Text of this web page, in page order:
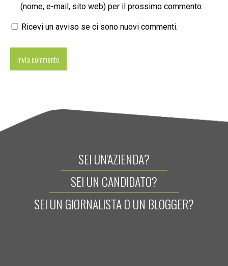
(nome, e-mail, sito web) per il prossimo commento.
Ricevi un avviso se ci sono nuovi commenti.
SEI UN'AZIENDA?
SEI UN CANDIDATO?
SEI UN GIORNALISTA O UN BLOGGER?